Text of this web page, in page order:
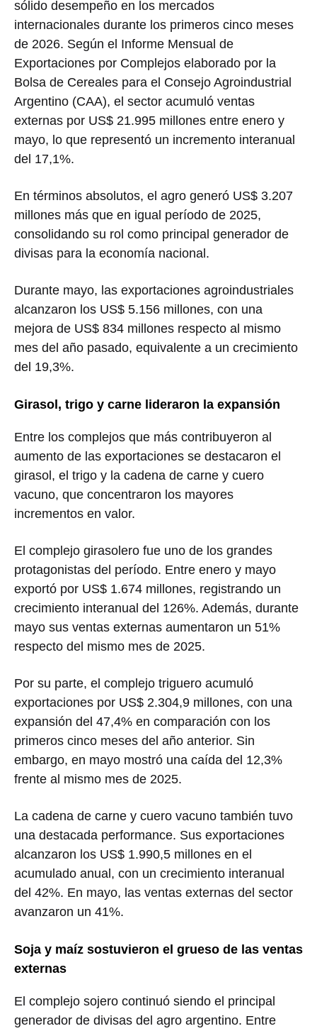
sólido desempeño en los mercados
internacionales durante los primeros cinco meses
de 2026. Según el Informe Mensual de
Exportaciones por Complejos elaborado por la
Bolsa de Cereales para el Consejo Agroindustrial
Argentino (CAA), el sector acumuló ventas
externas por US$ 21.995 millones entre enero y
mayo, lo que representó un incremento interanual
del 17,1%.
En términos absolutos, el agro generó US$ 3.207
millones más que en igual período de 2025,
consolidando su rol como principal generador de
divisas para la economía nacional.
Durante mayo, las exportaciones agroindustriales
alcanzaron los US$ 5.156 millones, con una
mejora de US$ 834 millones respecto al mismo
mes del año pasado, equivalente a un crecimiento
del 19,3%.
Girasol, trigo y carne lideraron la expansión
Entre los complejos que más contribuyeron al
aumento de las exportaciones se destacaron el
girasol, el trigo y la cadena de carne y cuero
vacuno, que concentraron los mayores
incrementos en valor.
El complejo girasolero fue uno de los grandes
protagonistas del período. Entre enero y mayo
exportó por US$ 1.674 millones, registrando un
crecimiento interanual del 126%. Además, durante
mayo sus ventas externas aumentaron un 51%
respecto del mismo mes de 2025.
Por su parte, el complejo triguero acumuló
exportaciones por US$ 2.304,9 millones, con una
expansión del 47,4% en comparación con los
primeros cinco meses del año anterior. Sin
embargo, en mayo mostró una caída del 12,3%
frente al mismo mes de 2025.
La cadena de carne y cuero vacuno también tuvo
una destacada performance. Sus exportaciones
alcanzaron los US$ 1.990,5 millones en el
acumulado anual, con un crecimiento interanual
del 42%. En mayo, las ventas externas del sector
avanzaron un 41%.
Soja y maíz sostuvieron el grueso de las ventas
externas
El complejo sojero continuó siendo el principal
generador de divisas del agro argentino. Entre